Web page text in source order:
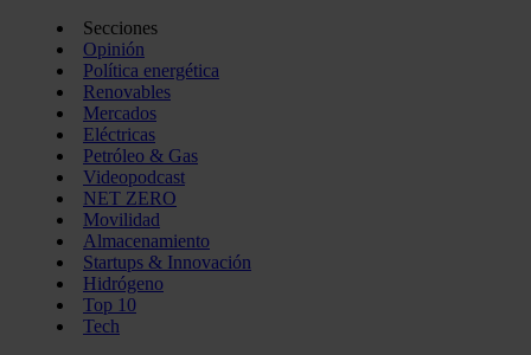
Secciones
Opinión
Política energética
Renovables
Mercados
Eléctricas
Petróleo & Gas
Videopodcast
NET ZERO
Movilidad
Almacenamiento
Startups & Innovación
Hidrógeno
Top 10
Tech